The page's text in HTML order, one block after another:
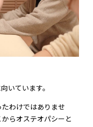
いています。
わけではありませ
らオステオパシーと